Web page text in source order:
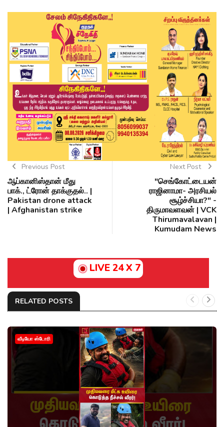
Previous Post
ஆப்கானிஸ்தான் மீது
பாக்., ட்ரோன் தாக்குதல்.. |
Pakistan drone attack
| Afghanistan strike
Next Post
"செங்கோட்டையன்
ராஜினாமா- அரசியல்
சூழ்ச்சியா?" -
திருமாவளவன் | VCK
Thirumavalavan |
Kumudam News
LIVE 24 X 7
RELATED POSTS
வீடியோ ஸ்டோரி